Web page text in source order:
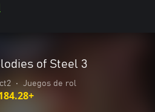
of Steel 3
• Juegos de rol